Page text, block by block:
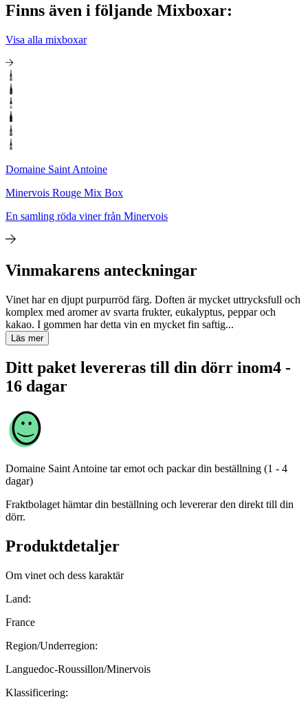
Finns även i följande Mixboxar:
Visa alla mixboxar
Domaine Saint Antoine
Minervois Rouge Mix Box
En samling röda viner från Minervois
Vinmakarens anteckningar
Vinet har en djupt purpurröd färg. Doften är mycket uttrycksfull och
komplex med aromer av svarta frukter, eukalyptus, peppar och
kakao. I gommen har detta vin en mycket fin saftig...
Läs mer
Ditt paket levereras till din dörr inom4 -
16 dagar
Domaine Saint Antoine tar emot och packar din beställning (1 - 4
dagar)
Fraktbolaget hämtar din beställning och levererar den direkt till din
dörr.
Produktdetaljer
Om vinet och dess karaktär
Land:
France
Region/Underregion:
Languedoc-Roussillon/Minervois
Klassificering: